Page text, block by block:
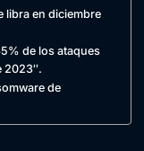
libra en diciembre
de los ataques
2023″.
de